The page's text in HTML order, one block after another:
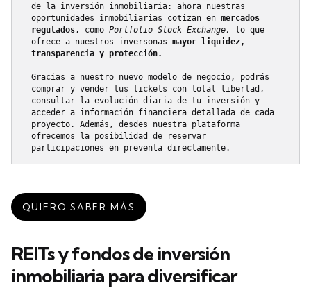
de la inversión inmobiliaria: ahora nuestras
oportunidades inmobiliarias cotizan en mercados
regulados, como Portfolio Stock Exchange, lo que
ofrece a nuestros inversonas mayor liquidez,
transparencia y protección.
Gracias a nuestro nuevo modelo de negocio, podrás
comprar y vender tus tickets con total libertad,
consultar la evolución diaria de tu inversión y
acceder a información financiera detallada de cada
proyecto. Además, desdes nuestra plataforma
ofrecemos la posibilidad de reservar
participaciones en preventa directamente.
QUIERO SABER MÁS
REITs y fondos de inversión
inmobiliaria para diversificar